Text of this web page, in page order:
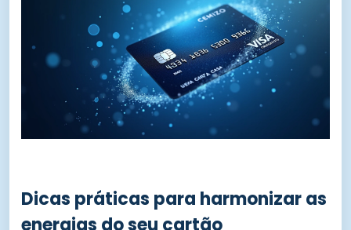
Dicas práticas para harmonizar as
energias do seu cartão